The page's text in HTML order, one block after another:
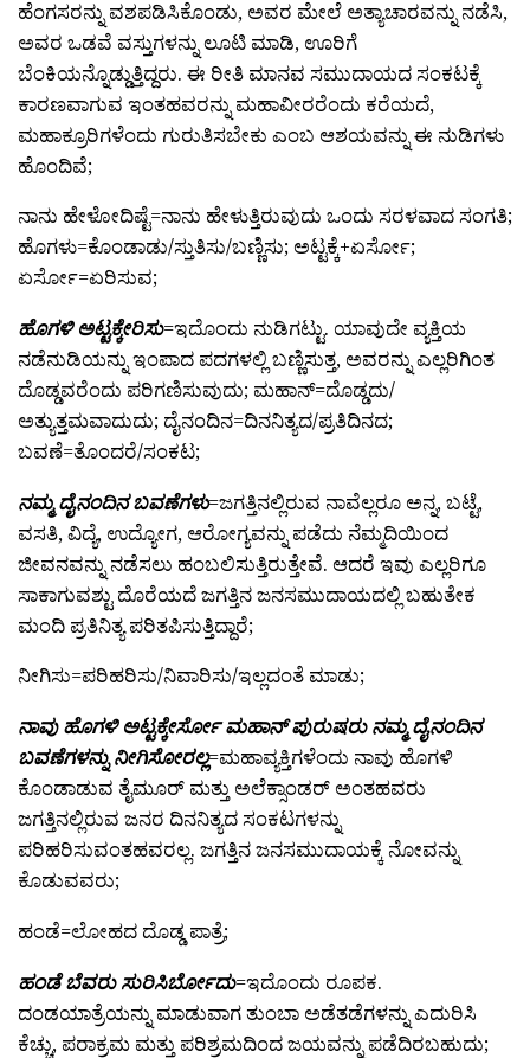
ಹೆಂಗಸರನ್ನು ವಶಪಡಿಸಿಕೊಂಡು, ಅವರ ಮೇಲೆ ಅತ್ಯಾಚಾರವನ್ನು ನಡೆಸಿ,
ಅವರ ಒಡವೆ ವಸ್ತುಗಳನ್ನು ಲೂಟಿ ಮಾಡಿ, ಊರಿಗೆ
ಬೆಂಕಿಯನ್ನೊಡ್ಡುತ್ತಿದ್ದರು. ಈ ರೀತಿ ಮಾನವ ಸಮುದಾಯದ ಸಂಕಟಕ್ಕೆ
ಕಾರಣವಾಗುವ ಇಂತಹವರನ್ನು ಮಹಾವೀರರೆಂದು ಕರೆಯದೆ,
ಮಹಾಕ್ರೂರಿಗಳೆಂದು ಗುರುತಿಸಬೇಕು ಎಂಬ ಆಶಯವನ್ನು ಈ ನುಡಿಗಳು
ಹೊಂದಿವೆ;
ನಾನು ಹೇಳೋದಿಷ್ಟೆ=ನಾನು ಹೇಳುತ್ತಿರುವುದು ಒಂದು ಸರಳವಾದ ಸಂಗತಿ;
ಹೊಗಳು=ಕೊಂಡಾಡು/ಸ್ತುತಿಸು/ಬಣ್ಣಿಸು; ಅಟ್ಟಕ್ಕೆ+ಏರ್ಸೋ;
ಏರ್ಸೋ=ಏರಿಸುವ;
ಹೊಗಳಿ ಅಟ್ಟಕ್ಕೇರಿಸು=ಇದೊಂದು ನುಡಿಗಟ್ಟು. ಯಾವುದೇ ವ್ಯಕ್ತಿಯ
ನಡೆನುಡಿಯನ್ನು ಇಂಪಾದ ಪದಗಳಲ್ಲಿ ಬಣ್ಣಿಸುತ್ತ, ಅವರನ್ನು ಎಲ್ಲರಿಗಿಂತ
ದೊಡ್ಡವರೆಂದು ಪರಿಗಣಿಸುವುದು; ಮಹಾನ್=ದೊಡ್ಡದು/
ಅತ್ಯುತ್ತಮವಾದುದು; ದೈನಂದಿನ=ದಿನನಿತ್ಯದ/ಪ್ರತಿದಿನದ;
ಬವಣೆ=ತೊಂದರೆ/ಸಂಕಟ;
ನಮ್ಮ ದೈನಂದಿನ ಬವಣೆಗಳು=ಜಗತ್ತಿನಲ್ಲಿರುವ ನಾವೆಲ್ಲರೂ ಅನ್ನ, ಬಟ್ಟೆ,
ವಸತಿ, ವಿದ್ಯೆ, ಉದ್ಯೋಗ, ಆರೋಗ್ಯವನ್ನು ಪಡೆದು ನೆಮ್ಮದಿಯಿಂದ
ಜೀವನವನ್ನು ನಡೆಸಲು ಹಂಬಲಿಸುತ್ತಿರುತ್ತೇವೆ. ಆದರೆ ಇವು ಎಲ್ಲರಿಗೂ
ಸಾಕಾಗುವಶ್ಟು ದೊರೆಯದೆ ಜಗತ್ತಿನ ಜನಸಮುದಾಯದಲ್ಲಿ ಬಹುತೇಕ
ಮಂದಿ ಪ್ರತಿನಿತ್ಯ ಪರಿತಪಿಸುತ್ತಿದ್ದಾರೆ;
ನೀಗಿಸು=ಪರಿಹರಿಸು/ನಿವಾರಿಸು/ಇಲ್ಲದಂತೆ ಮಾಡು;
ನಾವು ಹೊಗಳಿ ಅಟ್ಟಕ್ಕೇರ್ಸೋ ಮಹಾನ್ ಪುರುಷರು ನಮ್ಮ ದೈನಂದಿನ
ಬವಣೆಗಳನ್ನು ನೀಗಿಸೋರಲ್ಲ=ಮಹಾವ್ಯಕ್ತಿಗಳೆಂದು ನಾವು ಹೊಗಳಿ
ಕೊಂಡಾಡುವ ತೈಮೂರ್ ಮತ್ತು ಅಲೆಕ್ಸಾಂಡರ್ ಅಂತಹವರು
ಜಗತ್ತಿನಲ್ಲಿರುವ ಜನರ ದಿನನಿತ್ಯದ ಸಂಕಟಗಳನ್ನು
ಪರಿಹರಿಸುವಂತಹವರಲ್ಲ. ಜಗತ್ತಿನ ಜನಸಮುದಾಯಕ್ಕೆ ನೋವನ್ನು
ಕೊಡುವವರು;
ಹಂಡೆ=ಲೋಹದ ದೊಡ್ಡ ಪಾತ್ರೆ;
ಹಂಡೆ ಬೆವರು ಸುರಿಸಿರ್ಬೋದು=ಇದೊಂದು ರೂಪಕ.
ದಂಡಯಾತ್ರೆಯನ್ನು ಮಾಡುವಾಗ ತುಂಬಾ ಅಡೆತಡೆಗಳನ್ನು ಎದುರಿಸಿ
ಕೆಚ್ಚು, ಪರಾಕ್ರಮ ಮತ್ತು ಪರಿಶ್ರಮದಿಂದ ಜಯವನ್ನು ಪಡೆದಿರಬಹುದು;